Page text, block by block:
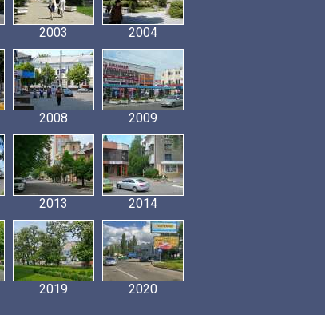
2003 2004
2008 2009
2013 2014
2019 2020